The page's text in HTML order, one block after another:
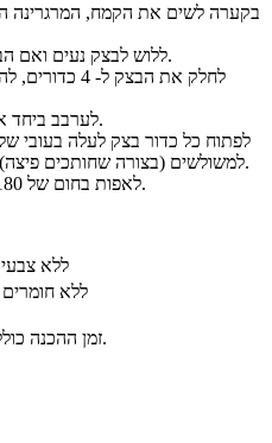
ללוש לבצק נעים ואם הבצק טיפה דביק זה לא נורא.
לערבב ביחד את האגוזים, הסוכר והחלבון.
למשולשים (בצורה שחותכים פיצה), למלא במילוי האגוזים ולגלגל.
לאפות בחום של 180 מעלות למשך כ- 30 דקות.
ללא
ללא
זמן ההכנה כולל את זמן השהיית הבצק במקרר.